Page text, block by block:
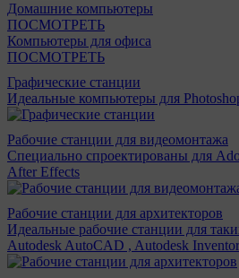
Домашние компьютеры
ПОСМОТРЕТЬ
Компьютеры для офиса
ПОСМОТРЕТЬ
Графические станции
Идеальные компьютеры для
Рабочие станции для видеомонтажа
Специально спроектированы для
After Effects
Рабочие станции для архитекторов
Идеальные рабочие станции для
Autodesk AutoCAD , Autodesk